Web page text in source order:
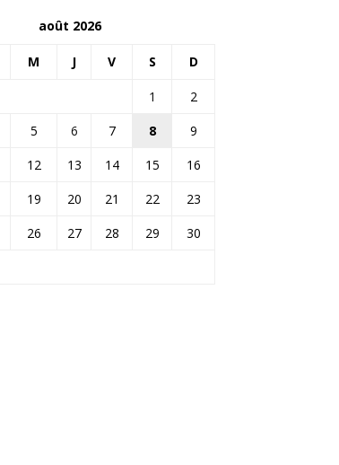
août 2026
M J V S D
1
2
5 6 7 8
9
12 13 14 15
16
19 20 21 22
23
26 27 28 29
30